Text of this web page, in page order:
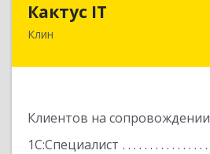
Кактус IT
Клин
Клиентов на сопровождении
1С:Специалист